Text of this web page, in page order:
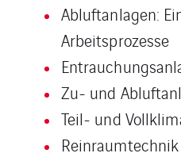
Abluftanlagen:
Arbeitsprozesse
Zu- und
Teil- und
Reinraumtechnik